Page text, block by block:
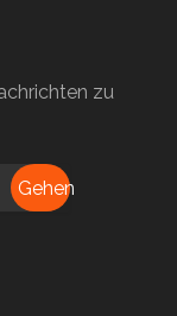
zu
Gehen